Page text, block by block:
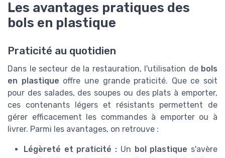
Les avantages pratiques des
bols en plastique
Praticité au quotidien
Dans le secteur de la restauration, l'utilisation de bols
en plastique offre une grande praticité. Que ce soit
pour des salades, des soupes ou des plats à emporter,
ces contenants légers et résistants permettent de
gérer efficacement les commandes à emporter ou à
livrer. Parmi les avantages, on retrouve :
Légèreté et praticité : Un bol plastique s'avère